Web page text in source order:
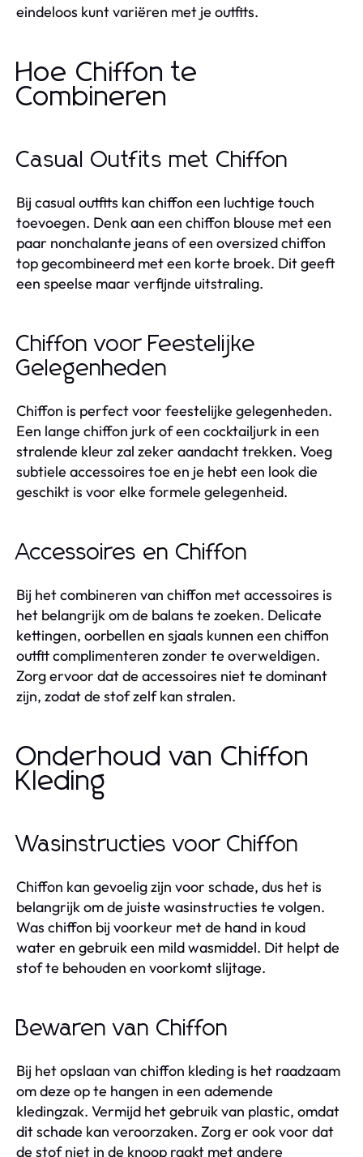
eindeloos kunt variëren met je outfits.
Hoe Chiffon te
Combineren
Casual Outfits met Chiffon
Bij casual outfits kan chiffon een luchtige touch
toevoegen. Denk aan een chiffon blouse met een
paar nonchalante jeans of een oversized chiffon
top gecombineerd met een korte broek. Dit geeft
een speelse maar verfijnde uitstraling.
Chiffon voor Feestelijke
Gelegenheden
Chiffon is perfect voor feestelijke gelegenheden.
Een lange chiffon jurk of een cocktailjurk in een
stralende kleur zal zeker aandacht trekken. Voeg
subtiele accessoires toe en je hebt een look die
geschikt is voor elke formele gelegenheid.
Accessoires en Chiffon
Bij het combineren van chiffon met accessoires is
het belangrijk om de balans te zoeken. Delicate
kettingen, oorbellen en sjaals kunnen een chiffon
outfit complimenteren zonder te overweldigen.
Zorg ervoor dat de accessoires niet te dominant
zijn, zodat de stof zelf kan stralen.
Onderhoud van Chiffon
Kleding
Wasinstructies voor Chiffon
Chiffon kan gevoelig zijn voor schade, dus het is
belangrijk om de juiste wasinstructies te volgen.
Was chiffon bij voorkeur met de hand in koud
water en gebruik een mild wasmiddel. Dit helpt de
stof te behouden en voorkomt slijtage.
Bewaren van Chiffon
Bij het opslaan van chiffon kleding is het raadzaam
om deze op te hangen in een ademende
kledingzak. Vermijd het gebruik van plastic, omdat
dit schade kan veroorzaken. Zorg er ook voor dat
de stof niet in de knoop raakt met andere